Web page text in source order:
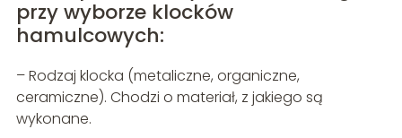
przy wyborze klocków
hamulcowych:
– Rodzaj klocka (metaliczne, organiczne,
ceramiczne). Chodzi o materiał, z jakiego są
wykonane.